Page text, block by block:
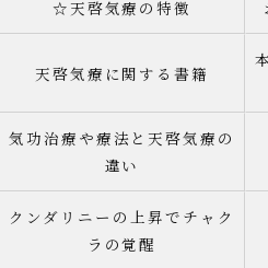
☆天啓気療の特徴
天啓気療に関する書籍
気功治療や療法と天啓気療の
違い
クンダリニーの上昇でチャク
ラの覚醒